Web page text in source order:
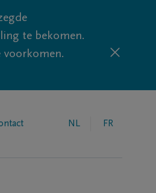
te bekomen.
voorkomen.
NL FR